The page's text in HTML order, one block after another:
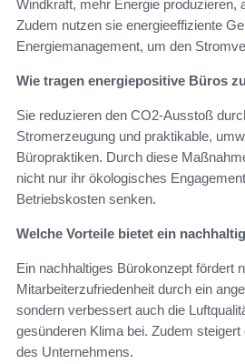
Windkraft, mehr Energie produzieren,
Zudem nutzen sie energieeffiziente
Energiemanagement, um den
Wie tragen energiepositive Büros
Sie reduzieren den CO2-Ausstoß
Stromerzeugung und praktikable,
Büropraktiken. Durch diese
nicht nur ihr ökologisches
Betriebskosten senken.
Welche Vorteile bietet ein
Ein nachhaltiges Bürokonzept fördert
Mitarbeiterzufriedenheit durch ein
sondern verbessert auch die
gesünderen Klima bei. Zudem
des Unternehmens.